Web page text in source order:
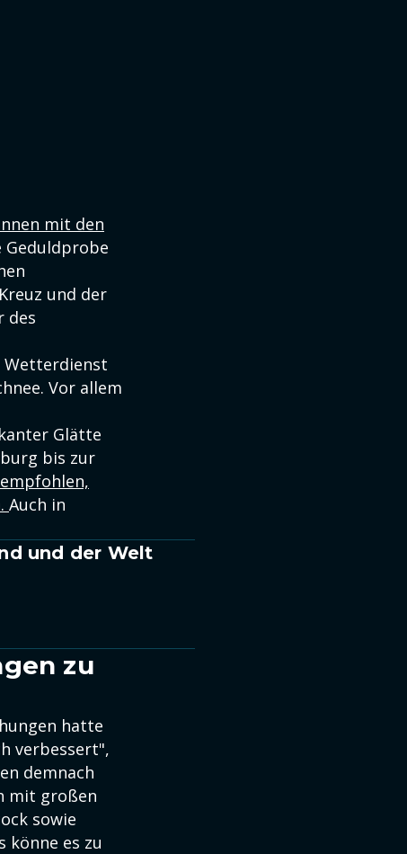
mit den
Geduldprobe
und der
des
Wetterdienst
Vor allem
Glätte
bis zur
Auch in
und der Welt
zu
hatte
verbessert",
demnach
mit großen
sowie
könne es zu